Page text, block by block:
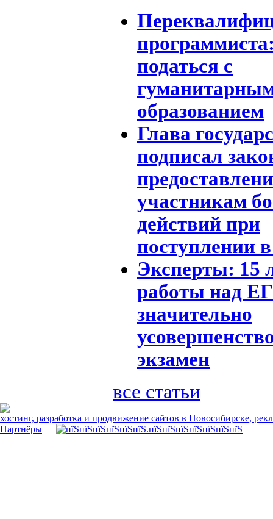
податься с
образованием
Глава
подписал
участникам
действий при
поступлении
Эксперты: 15
работы над
значительно
экзамен
все статьи
хостинг, разработка и продвижение сайтов в Новосибирске,
Партнёры